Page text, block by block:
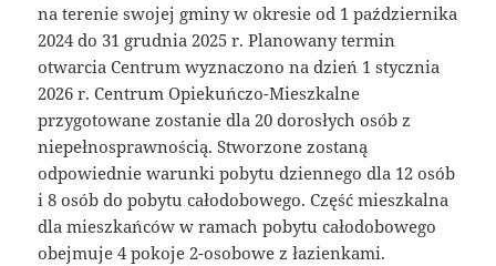
na terenie swojej gminy w okresie od 1 października
2024 do 31 grudnia 2025 r. Planowany termin
otwarcia Centrum wyznaczono na dzień 1 stycznia
2026 r. Centrum Opiekuńczo-Mieszkalne
przygotowane zostanie dla 20 dorosłych osób z
niepełnosprawnością. Stworzone zostaną
odpowiednie warunki pobytu dziennego dla 12 osób
i 8 osób do pobytu całodobowego. Część mieszkalna
dla mieszkańców w ramach pobytu całodobowego
obejmuje 4 pokoje 2-osobowe z łazienkami.